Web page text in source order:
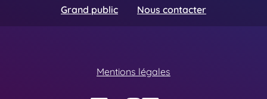
Grand public
Nous contacter
Mentions légales